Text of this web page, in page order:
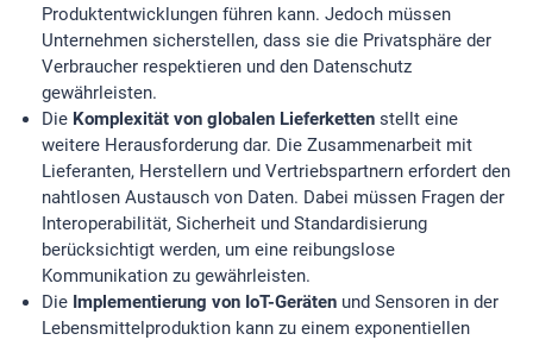
Produktentwicklungen führen kann. Jedoch müssen
Unternehmen sicherstellen, dass sie die Privatsphäre der
Verbraucher respektieren und den Datenschutz
gewährleisten.
Die Komplexität von globalen Lieferketten stellt eine
weitere Herausforderung dar. Die Zusammenarbeit mit
Lieferanten, Herstellern und Vertriebspartnern erfordert den
nahtlosen Austausch von Daten. Dabei müssen Fragen der
Interoperabilität, Sicherheit und Standardisierung
berücksichtigt werden, um eine reibungslose
Kommunikation zu gewährleisten.
Die Implementierung von IoT-Geräten und Sensoren in der
Lebensmittelproduktion kann zu einem exponentiellen